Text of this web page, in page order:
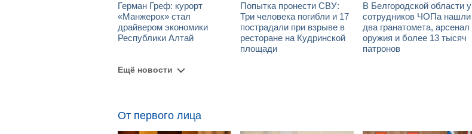
Герман Греф: курорт
«Манжерок» стал
драйвером экономики
Республики Алтай
Попытка пронести СВУ:
Три человека погибли и 17
пострадали при взрыве в
ресторане на Кудринской
площади
В Белгородской области у
сотрудников ЧОПа нашли
два гранатомета, арсенал
оружия и более 13 тысяч
патронов
Ещё новости
От первого лица